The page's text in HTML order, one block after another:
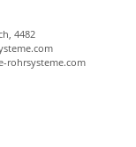
4482
rohrsysteme.com